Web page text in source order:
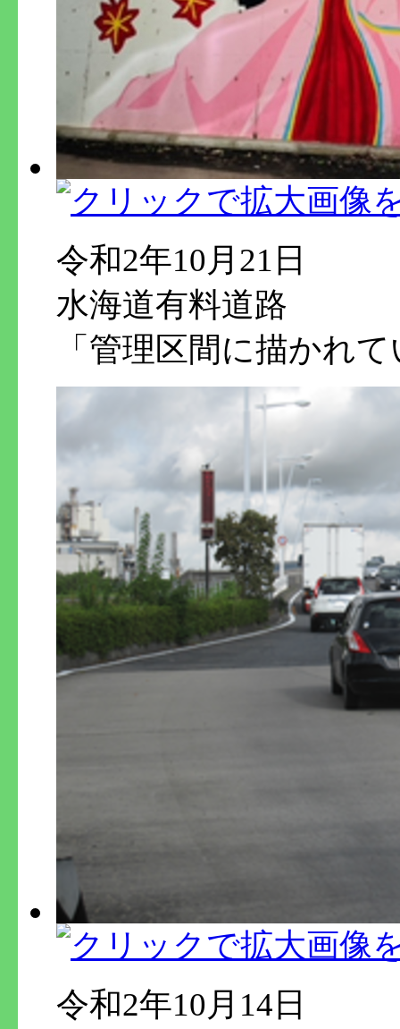
令和2年10月21日
水海道有料道路
「管理区間に描かれ
令和2年10月14日